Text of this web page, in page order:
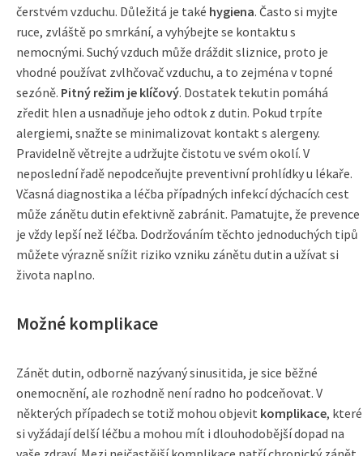
čerstvém vzduchu. Důležitá je také hygiena. Často si myjte
ruce, zvláště po smrkání, a vyhýbejte se kontaktu s
nemocnými. Suchý vzduch může dráždit sliznice, proto je
vhodné používat zvlhčovač vzduchu, a to zejména v topné
sezóně. Pitný režim je klíčový. Dostatek tekutin pomáhá
zředit hlen a usnadňuje jeho odtok z dutin. Pokud trpíte
alergiemi, snažte se minimalizovat kontakt s alergeny.
Pravidelně větrejte a udržujte čistotu ve svém okolí. V
neposlední řadě nepodceňujte preventivní prohlídky u lékaře.
Včasná diagnostika a léčba případných infekcí dýchacích cest
může zánětu dutin efektivně zabránit. Pamatujte, že prevence
je vždy lepší než léčba. Dodržováním těchto jednoduchých tipů
můžete výrazně snížit riziko vzniku zánětu dutin a užívat si
života naplno.
Možné komplikace
Zánět dutin, odborně nazývaný sinusitida, je sice běžné
onemocnění, ale rozhodně není radno ho podceňovat. V
některých případech se totiž mohou objevit komplikace, které
si vyžádají delší léčbu a mohou mít i dlouhodobější dopad na